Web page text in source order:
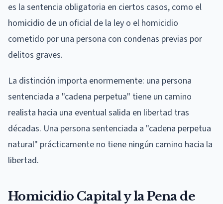
es la sentencia obligatoria en ciertos casos, como el
homicidio de un oficial de la ley o el homicidio
cometido por una persona con condenas previas por
delitos graves.
La distinción importa enormemente: una persona
sentenciada a "cadena perpetua" tiene un camino
realista hacia una eventual salida en libertad tras
décadas. Una persona sentenciada a "cadena perpetua
natural" prácticamente no tiene ningún camino hacia la
libertad.
Homicidio Capital y la Pena de